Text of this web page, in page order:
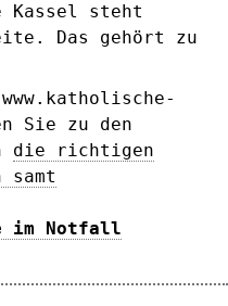
Kassel steht
Das gehört zu
Sie zu den
die richtigen
samt
im Notfall